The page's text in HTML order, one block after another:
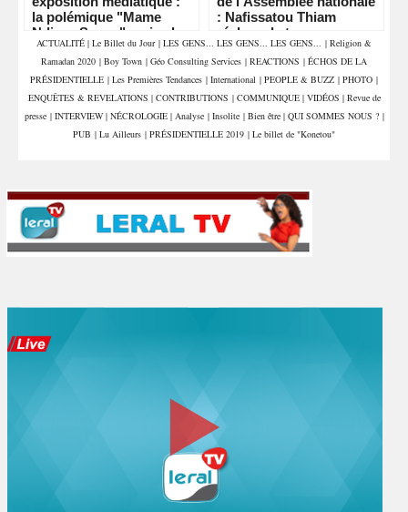
la polémique "Mame
Ndiaye Savon" ravive le
débat sur le respect des
lieux saints
: Nafissatou Thiam
réclame la transparence
et interpelle les députés
ACTUALITÉ | Le Billet du Jour | LES GENS... LES GENS... LES GENS... | Religion &
Ramadan 2020 | Boy Town | Géo Consulting Services | REACTIONS | ÉCHOS DE LA
PRÉSIDENTIELLE | Les Premières Tendances | International | PEOPLE & BUZZ | PHOTO |
ENQUÊTES & REVELATIONS | CONTRIBUTIONS | COMMUNIQUE | VIDÉOS | Revue de
presse | INTERVIEW | NÉCROLOGIE | Analyse | Insolite | Bien être | QUI SOMMES NOUS ? |
PUB | Lu Ailleurs | PRÉSIDENTIELLE 2019 | Le billet de "Konetou"